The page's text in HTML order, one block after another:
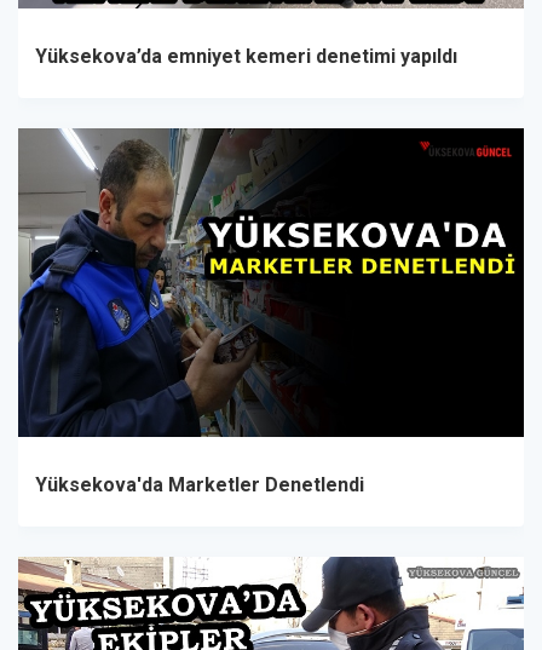
Yüksekova’da emniyet kemeri denetimi yapıldı
Yüksekova'da Marketler Denetlendi